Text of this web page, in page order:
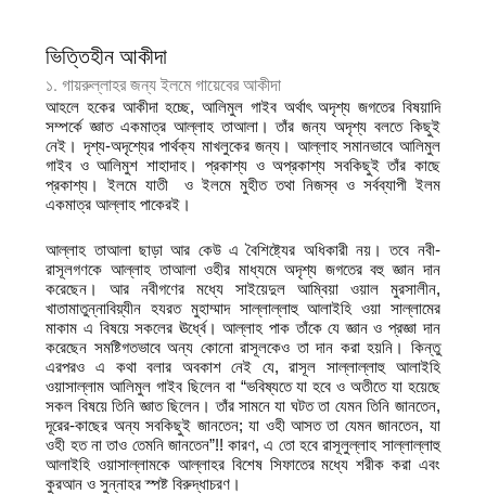
ভিত্তিহীন আকীদা
১. গায়রুল্লাহর জন্য ইলমে গায়েবের আকীদা
আহলে হকের আকীদা হচ্ছে, আলিমুল গাইব অর্থাৎ অদৃশ্য জগতের বিষয়াদি
সম্পর্কে জ্ঞাত একমাত্র আল্লাহ তাআলা। তাঁর জন্য অদৃশ্য বলতে কিছুই
নেই। দৃশ্য-অদৃশ্যের পার্থক্য মাখলুকের জন্য। আল্লাহ সমানভাবে আলিমুল
গাইব ও আলিমুশ শাহাদাহ। প্রকাশ্য ও অপ্রকাশ্য সবকিছুই তাঁর কাছে
প্রকাশ্য। ইলমে যাতী ও ইলমে মুহীত তথা নিজস্ব ও সর্বব্যাপী ইলম
একমাত্র আল্লাহ পাকেরই।
আল্লাহ তাআলা ছাড়া আর কেউ এ বৈশিষ্ট্যের অধিকারী নয়। তবে নবী-
রাসূলগণকে আল্লাহ তাআলা ওহীর মাধ্যমে অদৃশ্য জগতের বহু জ্ঞান দান
করেছেন। আর নবীগণের মধ্যে সাইয়েদুল আম্বিয়া ওয়াল মুরসালীন,
খাতামাতুন্নাবিয়্যীন হযরত মুহাম্মাদ সাল্লাল্লাহু আলাইহি ওয়া সাল্লামের
মাকাম এ বিষয়ে সকলের ঊর্ধ্বে। আল্লাহ পাক তাঁকে যে জ্ঞান ও প্রজ্ঞা দান
করেছেন সমষ্টিগতভাবে অন্য কোনো রাসূলকেও তা দান করা হয়নি। কিন্তু
এরপরও এ কথা বলার অবকাশ নেই যে, রাসূল সাল্লাল্লাহু আলাইহি
ওয়াসাল্লাম আলিমুল গাইব ছিলেন বা “ভবিষ্যতে যা হবে ও অতীতে যা হয়েছে
সকল বিষয়ে তিনি জ্ঞাত ছিলেন। তাঁর সামনে যা ঘটত তা যেমন তিনি জানতেন,
দূরের-কাছের অন্য সবকিছুই জানতেন; যা ওহী আসত তা যেমন জানতেন, যা
ওহী হত না তাও তেমনি জানতেন”!! কারণ, এ তো হবে রাসূলুল্লাহ সাল্লাল্লাহু
আলাইহি ওয়াসাল্লামকে আল্লাহর বিশেষ সিফাতের মধ্যে শরীক করা এবং
কুরআন ও সুন্নাহর স্পষ্ট বিরুদ্ধাচরণ।